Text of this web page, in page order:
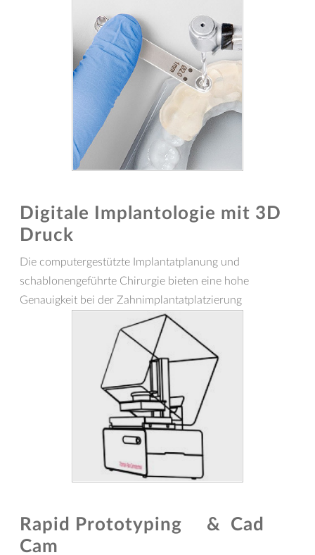
Digitale Implantologie mit 3D
Druck
Die computergestützte Implantatplanung und
schablonengeführte Chirurgie bieten eine hohe
Genauigkeit bei der Zahnimplantatplatzierung
Rapid Prototyping & Cad
Cam